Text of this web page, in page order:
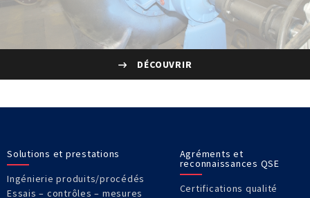
DÉCOUVRIR
Solutions et prestations
Ingénierie produits/procédés
Essais – contrôles – mesures
Agréments et
reconnaissances QSE
Certifications qualité